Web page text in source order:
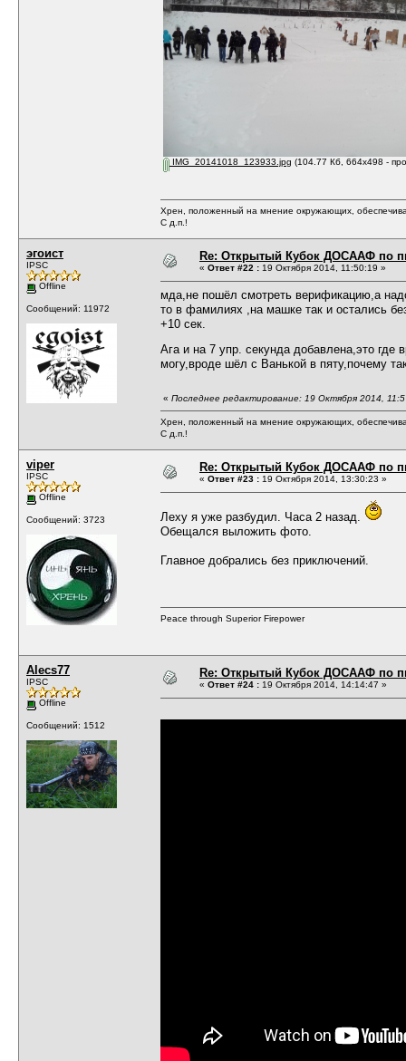
IMG_20141018_123933.jpg (104.77 Кб, 664x498 -
Хрен, положенный на мнение окружающих,
С д.п.!
эгоист
IPSC
Offline
Сообщений: 11972
Re: Открытый Кубок ДОСААФ по
« Ответ #22 : 19 Октября 2014, 11:50:19 »
мда,не пошёл смотреть верификацию,а
то в фамилиях ,на машке так и остались
+10 сек.
Ага и на 7 упр. секунда добавлена,это
могу,вроде шёл с Ванькой в пяту,почему
« Последнее редактирование: 19 Октября 2014,
Хрен, положенный на мнение окружающих,
С д.п.!
viper
IPSC
Offline
Сообщений: 3723
Re: Открытый Кубок ДОСААФ по
« Ответ #23 : 19 Октября 2014, 13:30:23 »
Леху я уже разбудил. Часа 2 назад.
Обещался выложить фото.
Главное добрались без приключений.
Peace through Superior Firepower
Alecs77
IPSC
Offline
Сообщений: 1512
Re: Открытый Кубок ДОСААФ по
« Ответ #24 : 19 Октября 2014, 14:14:47 »